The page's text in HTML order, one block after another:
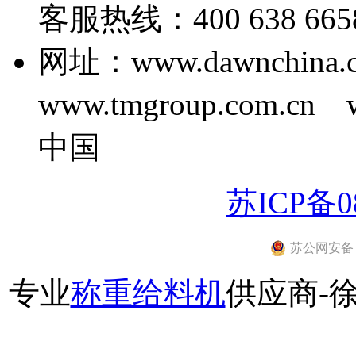
客服热线：400 638
网址：
www.tmgroup.com.cn
中国
苏ICP备
苏公网安备
专业称重给料机供应商-